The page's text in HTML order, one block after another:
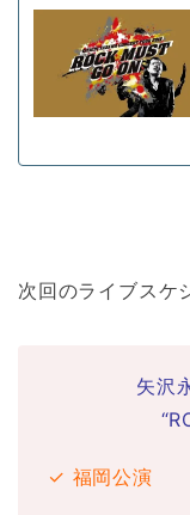
次回のライブスケ
矢沢
✓ 福岡公演